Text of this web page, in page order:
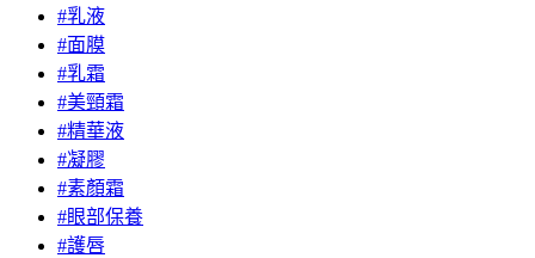
#乳液
#面膜
#乳霜
#美頸霜
#精華液
#凝膠
#素顏霜
#眼部保養
#護唇